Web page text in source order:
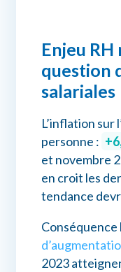
Enjeu RH
question
salariales
L’inflation sur
personne :
et novembre
en croit les
tendance
Conséquence
2023